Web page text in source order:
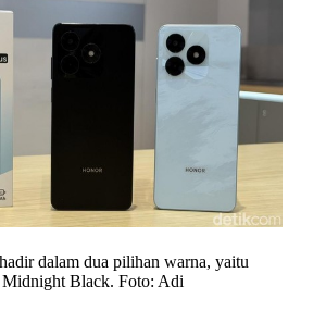
dalam dua pilihan warna, yaitu
Midnight Black. Foto: Adi